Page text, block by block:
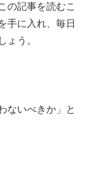
の記事を読むこ
手に入れ、毎日
ょう。
ないべきか」と